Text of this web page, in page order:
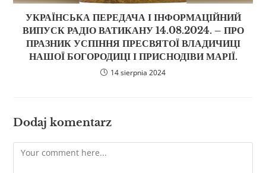
УКРАЇНСЬКА ПЕРЕДАЧА І ІНФОРМАЦІЙНИЙ
ВИПУСК РАДІО ВАТИКАНУ 14.08.2024. – ПРО
ПРАЗНИК УСПІННЯ ПРЕСВЯТОЇ ВЛАДИЧИЦІ
НАШОЇ БОГОРОДИЦІ І ПРИСНОДІВИ МАРІЇ.
14 sierpnia 2024
Dodaj komentarz